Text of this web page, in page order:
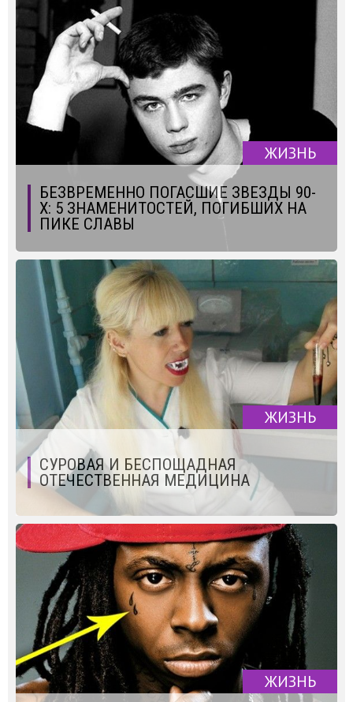
ЖИЗНЬ
БЕЗВРЕМЕННО ПОГАСШИЕ ЗВЕЗДЫ 90-
Х: 5 ЗНАМЕНИТОСТЕЙ, ПОГИБШИХ НА
ПИКЕ СЛАВЫ
ЖИЗНЬ
СУРОВАЯ И БЕСПОЩАДНАЯ
ОТЕЧЕСТВЕННАЯ МЕДИЦИНА
ЖИЗНЬ